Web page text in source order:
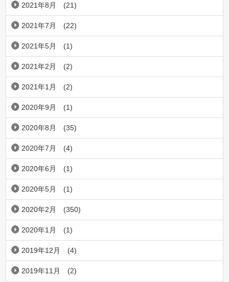
2021年8月 (21)
2021年7月 (22)
2021年5月 (1)
2021年2月 (2)
2021年1月 (2)
2020年9月 (1)
2020年8月 (35)
2020年7月 (4)
2020年6月 (1)
2020年5月 (1)
2020年2月 (350)
2020年1月 (1)
2019年12月 (4)
2019年11月 (2)